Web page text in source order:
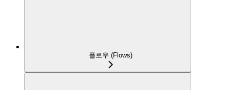
플로우 (Flows)